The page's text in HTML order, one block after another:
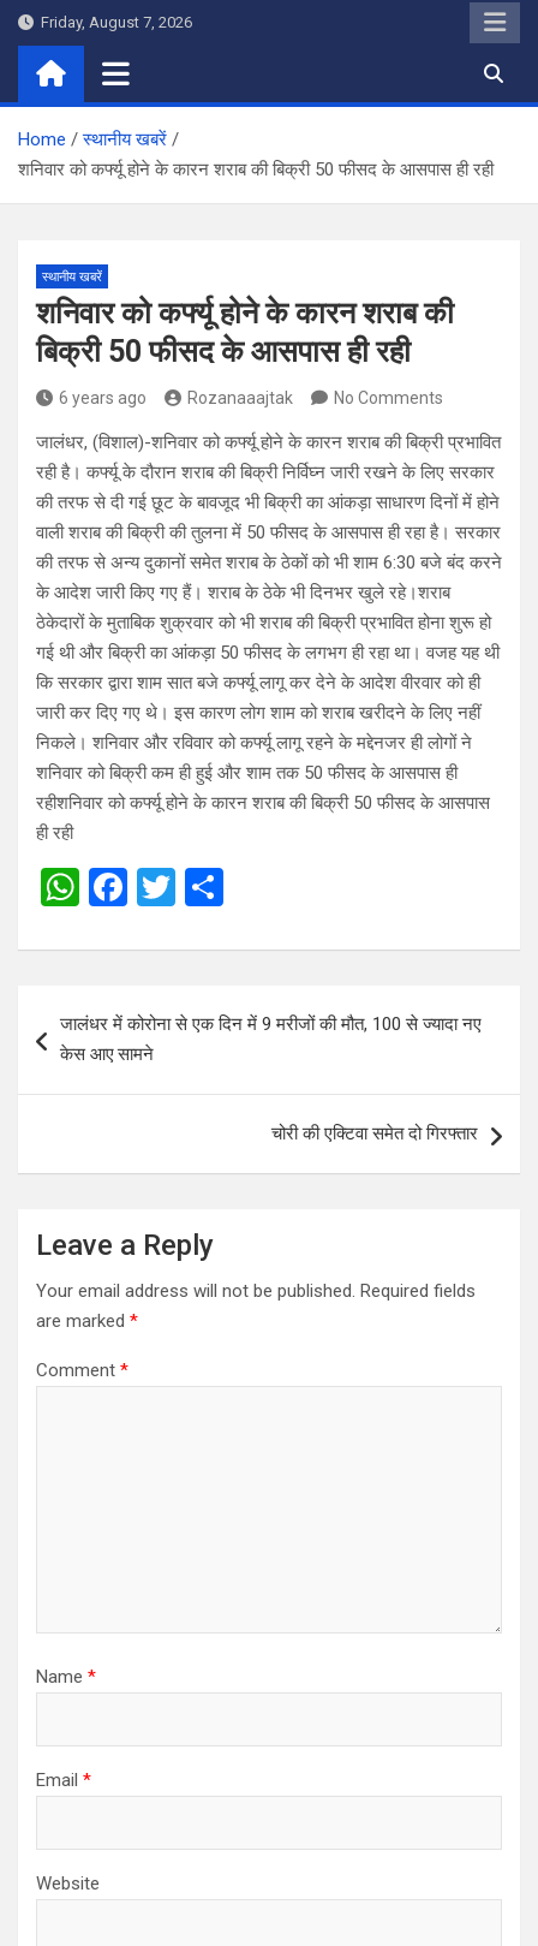
Skip
content
Friday, August 7, 2026
Home
स्थानीय खबरें
शनिवार को कर्फ्यू होने के कारन शराब की बिक्री 50 फीसद के आसपास ही रही
स्थानीय खबरें
शनिवार को कर्फ्यू होने के कारन शराब की
बिक्री 50 फीसद के आसपास ही रही
6 years ago Rozanaaajtak No Comments
जालंधर, (विशाल)-शनिवार को कर्फ्यू होने के कारन शराब की बिक्री प्रभावित
रही है। कर्फ्यू के दौरान शराब की बिक्री निर्विघ्न जारी रखने के लिए सरकार
की तरफ से दी गई छूट के बावजूद भी बिक्री का आंकड़ा साधारण दिनों में होने
वाली शराब की बिक्री की तुलना में 50 फीसद के आसपास ही रहा है। सरकार
की तरफ से अन्य दुकानों समेत शराब के ठेकों को भी शाम 6:30 बजे बंद करने
के आदेश जारी किए गए हैं। शराब के ठेके भी दिनभर खुले रहे।शराब
ठेकेदारों के मुताबिक शुक्रवार को भी शराब की बिक्री प्रभावित होना शुरू हो
गई थी और बिक्री का आंकड़ा 50 फीसद के लगभग ही रहा था। वजह यह थी
कि सरकार द्वारा शाम सात बजे कर्फ्यू लागू कर देने के आदेश वीरवार को ही
जारी कर दिए गए थे। इस कारण लोग शाम को शराब खरीदने के लिए नहीं
निकले। शनिवार और रविवार को कर्फ्यू लागू रहने के मद्देनजर ही लोगों ने
शनिवार को बिक्री कम ही हुई और शाम तक 50 फीसद के आसपास ही
रहीशनिवार को कर्फ्यू होने के कारन शराब की बिक्री 50 फीसद के आसपास
ही रही
W
at
s
A
F
ce
b
o
T
tt
er
ar
e
navigation
जालंधर में कोरोना से एक दिन में 9 मरीजों की मौत, 100 से ज्यादा नए
केस आए सामने
चोरी की एक्टिवा समेत दो गिरफ्तार
Leave a Reply
Your email address will not be published. Required fields
are marked *
Comment *
Name *
Email *
Website